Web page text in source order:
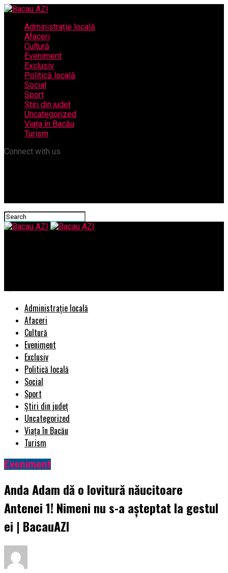
Administrație locală
Afaceri
Cultură
Eveniment
Exclusiv
Politică locală
Social
Sport
Știri din județ
Uncategorized
Viața în Bacău
Turism
Connect with us
Administrație locală
Afaceri
Cultură
Eveniment
Exclusiv
Politică locală
Social
Sport
Știri din județ
Uncategorized
Viața în Bacău
Turism
Eveniment
Anda Adam dă o lovitură năucitoare
Antenei 1! Nimeni nu s-a așteptat la gestul
ei | BacauAZI